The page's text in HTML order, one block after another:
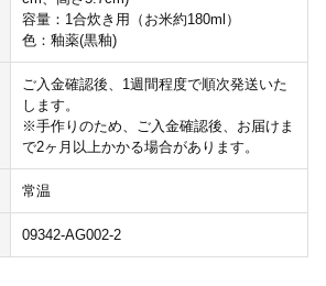
容量：1合炊き用（お米約180ml）
色：釉薬(黒釉)
ご入金確認後、1週間程度で順次発送いた
します。
※手作りのため、ご入金確認後、お届けま
で2ヶ月以上かかる場合があります。
常温
09342-AG002-2